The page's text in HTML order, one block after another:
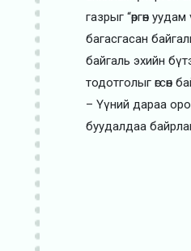
газрыг “өргөн
багасгасан
байгаль эхийн
тодотголыг өгсөн
– Үүний дараа
буудалдаа